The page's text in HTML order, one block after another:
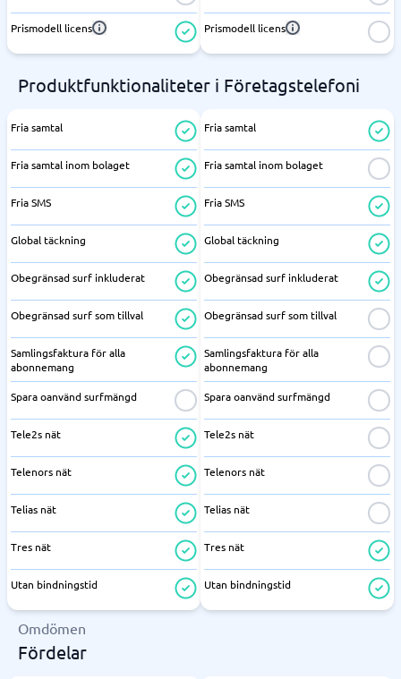
Prismodell licens Prismodell licens
Produktfunktionaliteter i Företagstelefoni
Fria samtal
Fria samtal inom bolaget
Fria SMS
Global täckning
Obegränsad surf inkluderat
Obegränsad surf som tillval
Samlingsfaktura för alla
abonnemang
Spara oanvänd surfmängd
Tele2s nät
Telenors nät
Telias nät
Tres nät
Utan bindningstid
Fria samtal
Fria samtal inom bolaget
Fria SMS
Global täckning
Obegränsad surf inkluderat
Obegränsad surf som tillval
Samlingsfaktura för alla
abonnemang
Spara oanvänd surfmängd
Tele2s nät
Telenors nät
Telias nät
Tres nät
Utan bindningstid
Omdömen
Fördelar